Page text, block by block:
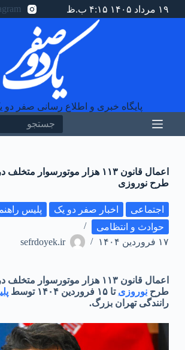
۱۹ مرداد ۱۴۰۵ ۴:۱۵ ب.ظ
پایگاه خبری و اطلاع رسانی صفر دو
نتیجه
اعمال قانون ۱۱۳ هزار موتورسوار
طرح نوروزی
اجتماعی اخبار صفر دو یک
پلیس
حوادث و انتظامی
۱۷ فروردین ۱۴۰۴
sefrdoyek.ir
اعمال قانون ۱۱۳ هزار موتورسوار
طرح نوروزی تا ۱۵ فروردین ۱۴۰۴ توسط
رانندگی تهران بزرگ.